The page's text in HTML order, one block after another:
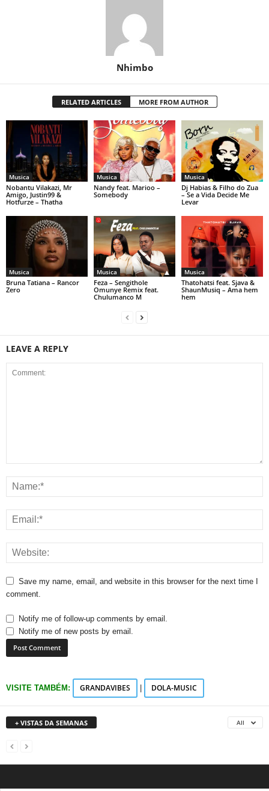
Nhimbo
RELATED ARTICLES MORE FROM AUTHOR
Musica
Nobantu Vilakazi, Mr
Amigo, Justin99 &
Hotfurze – Thatha
Musica
Nandy feat. Marioo –
Somebody
Musica
Dj Habias & Filho do Zua
– Se a Vida Decide Me
Levar
Musica
Bruna Tatiana – Rancor
Zero
Musica
Feza – Sengithole
Omunye Remix feat.
Chulumanco M
Musica
Thatohatsi feat. Sjava &
ShaunMusiq – Ama hem
hem
LEAVE A REPLY
Save my name, email, and website in this browser for the next time I
comment.
Notify me of follow-up comments by email.
Notify me of new posts by email.
VISITE TAMBÉM: GRANDAVIBES DOLA-MUSIC
+ VISTAS DA SEMANAS All